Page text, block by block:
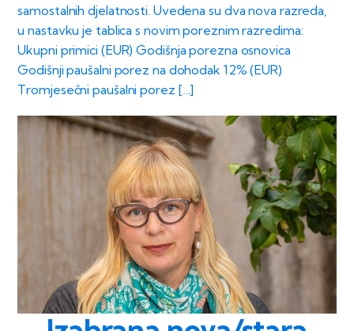
samostalnih djelatnosti. Uvedena su dva nova razreda,
u nastavku je tablica s novim poreznim razredima:
Ukupni primici (EUR) Godišnja porezna osnovica
Godišnji paušalni porez na dohodak 12% (EUR)
Tromjesečni paušalni porez […]